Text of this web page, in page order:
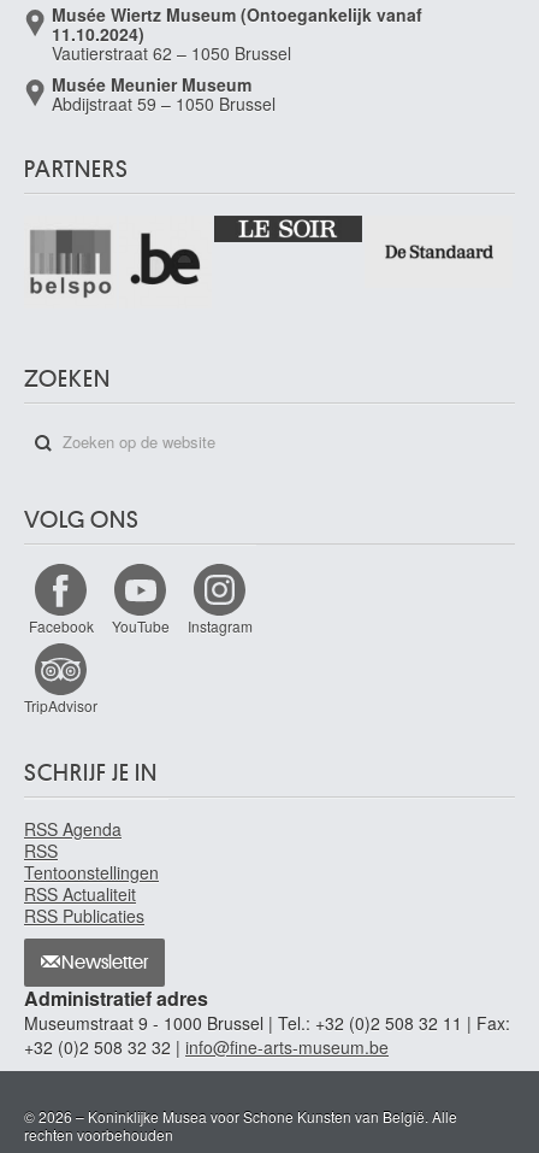
Musée Wiertz Museum (Ontoegankelijk vanaf
11.10.2024)
Vautierstraat 62 – 1050 Brussel
Musée Meunier Museum
Abdijstraat 59 – 1050 Brussel
PARTNERS
ZOEKEN
VOLG ONS
Facebook YouTube Instagram
TripAdvisor
SCHRIJF JE IN
RSS Agenda
RSS
Tentoonstellingen
RSS Actualiteit
RSS Publicaties
Newsletter
Administratief adres
Museumstraat 9 - 1000 Brussel | Tel.: +32 (0)2 508 32 11 | Fax:
+32 (0)2 508 32 32 | info@fine-arts-museum.be
© 2026 – Koninklijke Musea voor Schone Kunsten van België. Alle
rechten voorbehouden